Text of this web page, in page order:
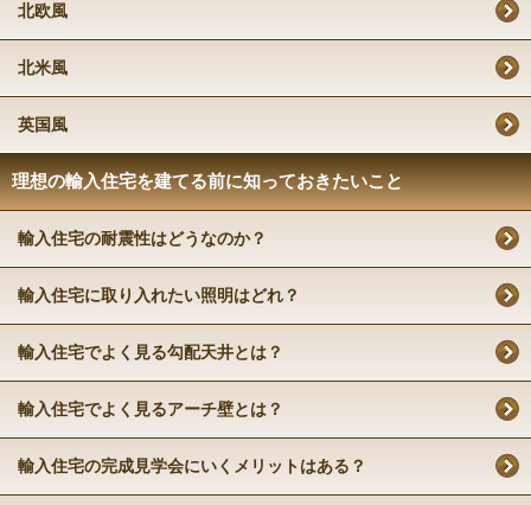
北欧風
北米風
英国風
理想の輸入住宅を建てる前に知っておきたいこと
輸入住宅の耐震性はどうなのか？
輸入住宅に取り入れたい照明はどれ？
輸入住宅でよく見る勾配天井とは？
輸入住宅でよく見るアーチ壁とは？
輸入住宅の完成見学会にいくメリットはある？